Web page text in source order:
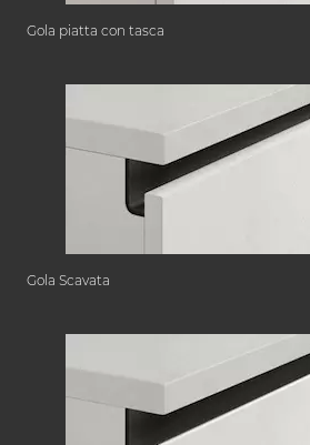
Gola piatta con tasca
Gola Scavata